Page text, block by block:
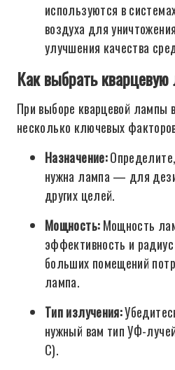
используются в
воздуха для
улучшения качества
Как выбрать
При выборе кварцевой лампы
несколько ключевых
Назначение:
нужна лампа — для
других целей.
Мощность:Мощность
эффективность и
больших помещений
лампа.
Тип излучения:
нужный вам тип УФ-
С).